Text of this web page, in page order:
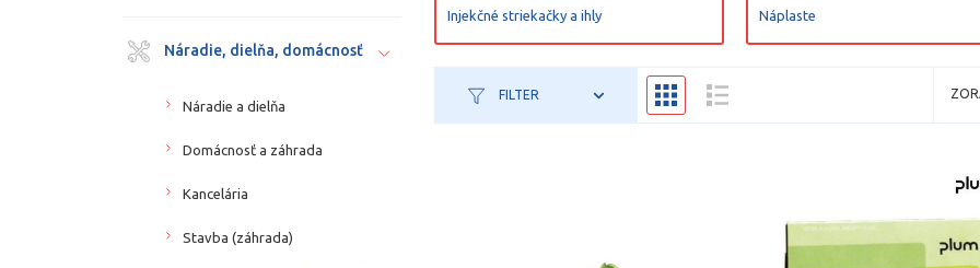
Injekčné striekačky a ihly Náplaste
FILTER
Náradie, dielňa, domácnosť
Náradie a dielňa
Domácnosť a záhrada
Kancelária
Stavba (záhrada)